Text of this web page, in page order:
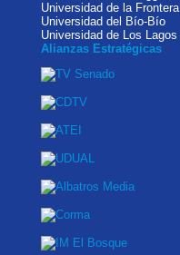
Universidad de la Frontera
Universidad del Bío-Bío
Universidad de Los Lagos
Alianzas Estratégicas